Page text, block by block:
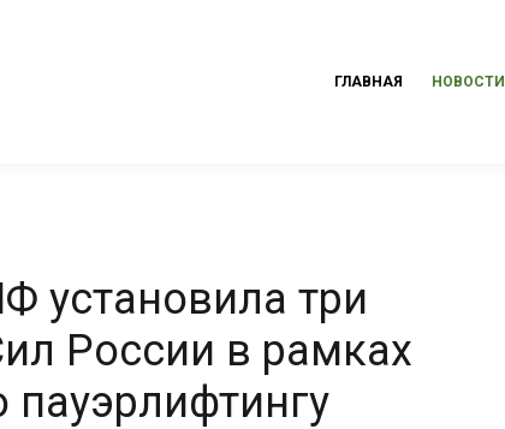
ГЛАВНАЯ НОВОСТИ
установила три
России в рамках
пауэрлифтингу